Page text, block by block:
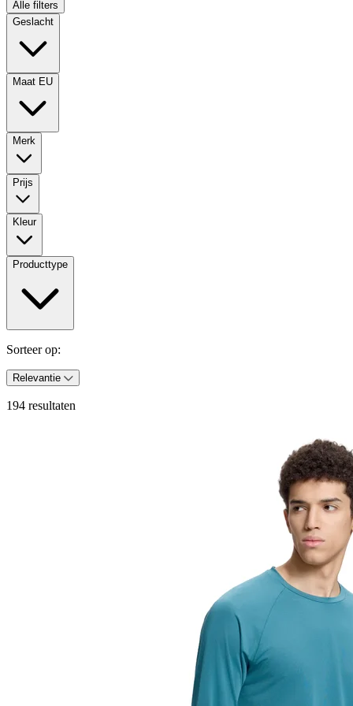
Alle filters
Geslacht
Maat EU
Merk
Prijs
Kleur
Producttype
Sorteer op:
Relevantie
194 resultaten